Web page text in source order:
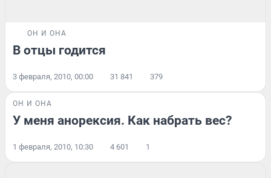
ОН И ОНА
В отцы годится
3 февраля, 2010, 00:00 31 841 379
ОН И ОНА
У меня анорексия. Как набрать вес?
1 февраля, 2010, 10:30 4 601 1